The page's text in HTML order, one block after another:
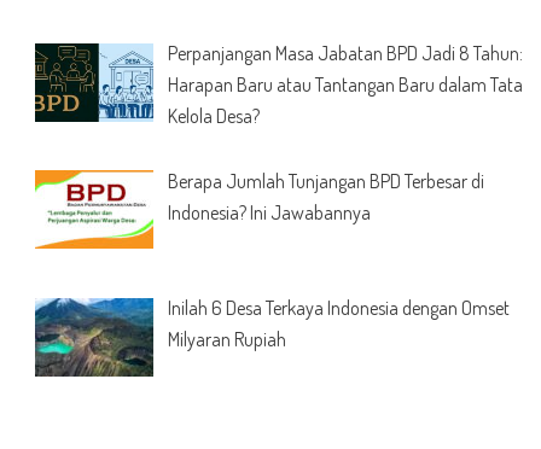
Perpanjangan Masa Jabatan BPD Jadi 8 Tahun:
Harapan Baru atau Tantangan Baru dalam Tata
Kelola Desa?
Berapa Jumlah Tunjangan BPD Terbesar di
Indonesia? Ini Jawabannya
Inilah 6 Desa Terkaya Indonesia dengan Omset
Milyaran Rupiah